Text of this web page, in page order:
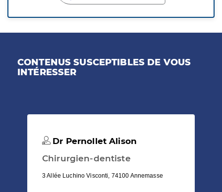
CONTENUS SUSCEPTIBLES DE VOUS
INTÉRESSER
Dr Pernollet Alison
Chirurgien-dentiste
3 Allée Luchino Visconti, 74100 Annemasse